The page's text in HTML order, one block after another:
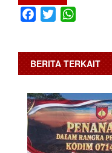
Facebook
Twitter
BERITA TERKAIT